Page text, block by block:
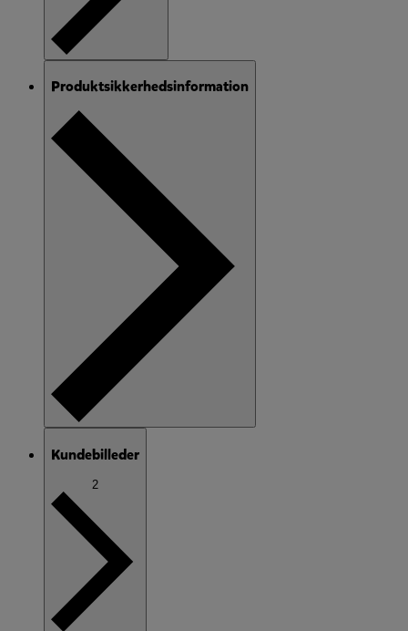
Produktsikkerhedsinformation
Kundebilleder
2